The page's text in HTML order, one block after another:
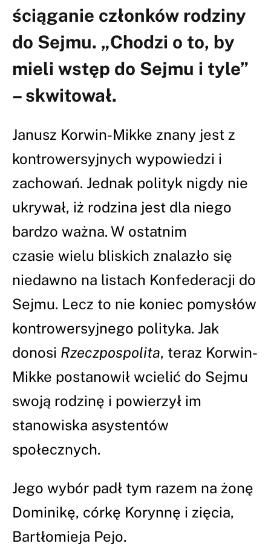
ściąganie członków rodziny
do Sejmu. „Chodzi o to, by
mieli wstęp do Sejmu i tyle”
– skwitował.
Janusz Korwin-Mikke znany jest z
kontrowersyjnych wypowiedzi i
zachowań. Jednak polityk nigdy nie
ukrywał, iż rodzina jest dla niego
bardzo ważna. W ostatnim
czasie wielu bliskich znalazło się
niedawno na listach Konfederacji do
Sejmu. Lecz to nie koniec pomysłów
kontrowersyjnego polityka. Jak
donosi Rzeczpospolita, teraz Korwin-
Mikke postanowił wcielić do Sejmu
swoją rodzinę i powierzył im
stanowiska asystentów
społecznych.
Jego wybór padł tym razem na żonę
Dominikę, córkę Korynnę i zięcia,
Bartłomieja Pejo.